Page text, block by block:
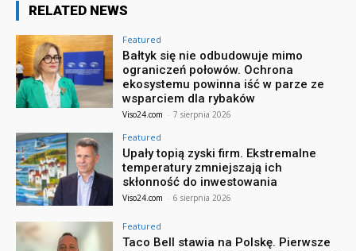
RELATED NEWS
Featured
Bałtyk się nie odbudowuje mimo
ograniczeń połowów. Ochrona
ekosystemu powinna iść w parze ze
wsparciem dla rybaków
Viso24.com - 7 sierpnia 2026
Featured
Upały topią zyski firm. Ekstremalne
temperatury zmniejszają ich
skłonność do inwestowania
Viso24.com - 6 sierpnia 2026
Featured
Taco Bell stawia na Polskę. Pierwsze